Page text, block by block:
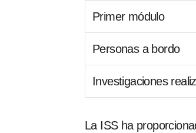
Primer módulo
Personas a bordo
Investigaciones
La ISS ha